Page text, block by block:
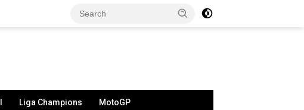
Liga Champions MotoGP